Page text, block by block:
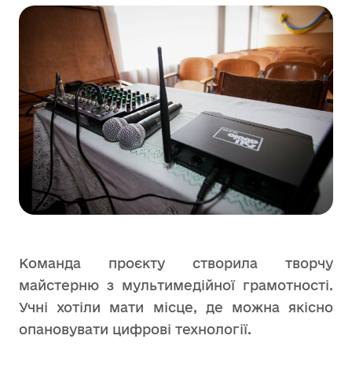
Команда проєкту створила творчу
майстерню з мультимедійної грамотності.
Учні хотіли мати місце, де можна якісно
опановувати цифрові технології.